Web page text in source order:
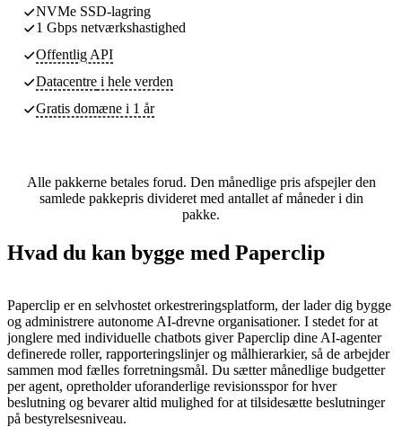
NVMe SSD-lagring
1 Gbps netværkshastighed
Offentlig API
Datacentre i hele verden
Gratis domæne i 1 år
Alle pakkerne betales forud. Den månedlige pris afspejler den
samlede pakkepris divideret med antallet af måneder i din
pakke.
Hvad du kan bygge med Paperclip
Paperclip er en selvhostet orkestreringsplatform, der lader dig bygge
og administrere autonome AI-drevne organisationer. I stedet for at
jonglere med individuelle chatbots giver Paperclip dine AI-agenter
definerede roller, rapporteringslinjer og målhierarkier, så de arbejder
sammen mod fælles forretningsmål. Du sætter månedlige budgetter
per agent, opretholder uforanderlige revisionsspor for hver
beslutning og bevarer altid mulighed for at tilsidesætte beslutninger
på bestyrelsesniveau.